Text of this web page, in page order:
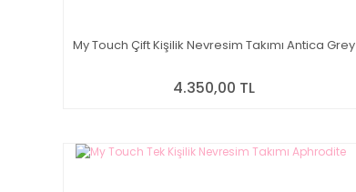
My Touch Çift Kişilik Nevresim Takımı Antica Grey
4.350,00 TL